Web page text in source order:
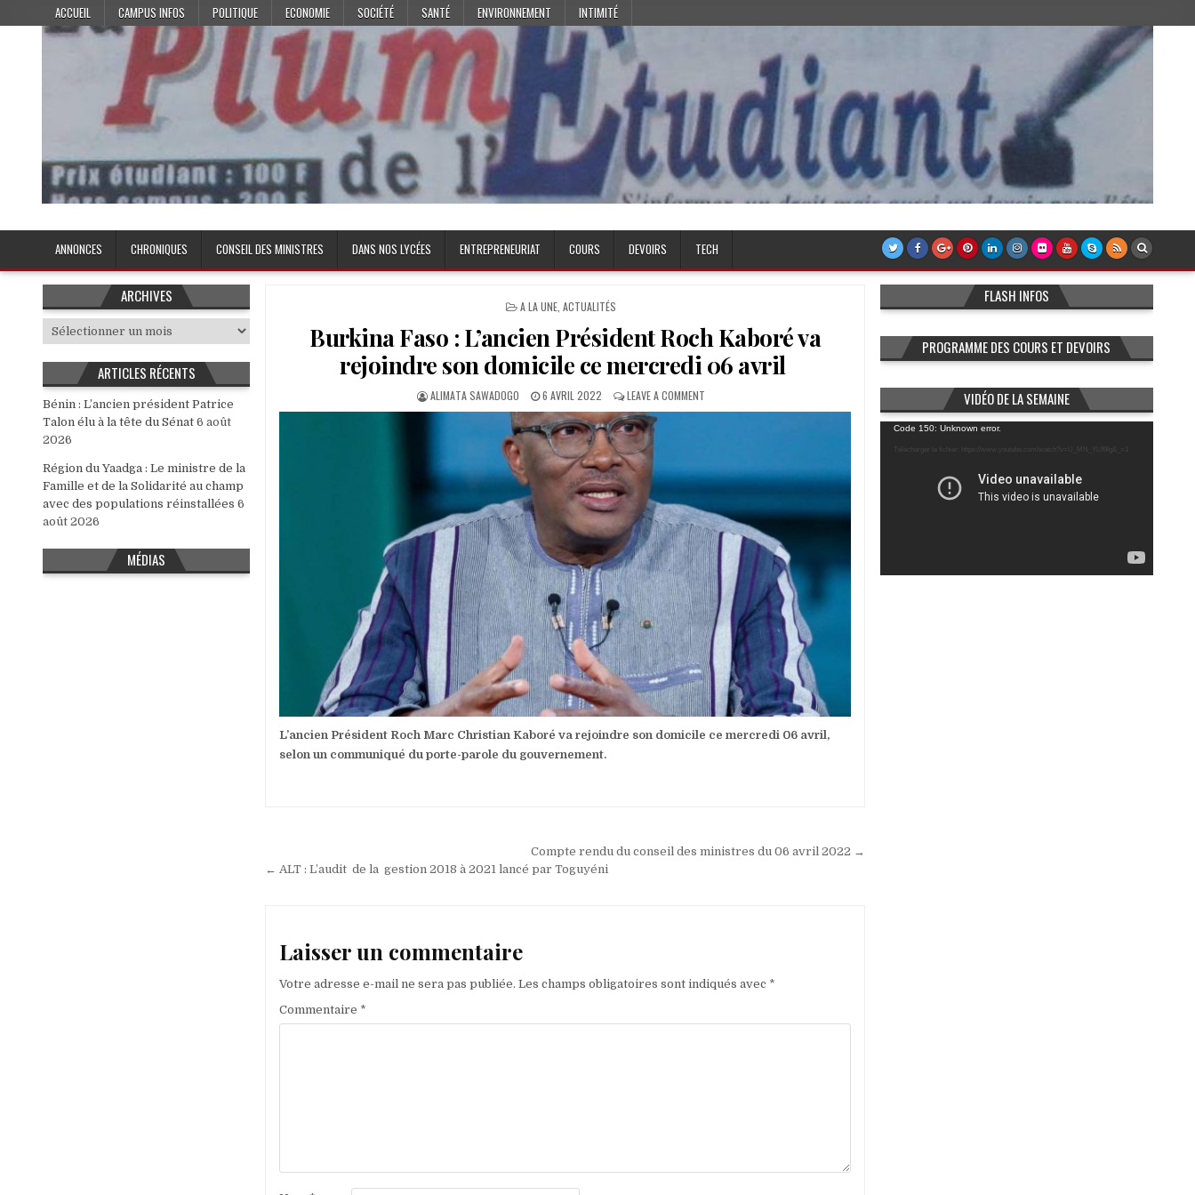
to
ACCUEIL CAMPUS INFOS POLITIQUE ECONOMIE SOCIÉTÉ SANTÉ ENVIRONNEMENT INTIMITÉ
Plume de l'Etudiant
ANNONCES CHRONIQUES CONSEIL DES MINISTRES DANS NOS LYCÉES ENTREPRENEURIAT COURS DEVOIRS TECH
POSTED
A LA UNE, ACTUALITÉS
Burkina Faso : L’ancien Président Roch Kaboré va
rejoindre son domicile ce mercredi 06 avril
AUTHOR:
ALIMATA SAWADOGO
PUBLISHED
DATE:
6 AVRIL 2022 LEAVE A COMMENTON
BURKINA
PRÉSIDENT
ROCH
VA
REJOINDRE
SON
DOMICILE
CE
MERCREDI
06
AVRIL
L’ancien Président Roch Marc Christian Kaboré va rejoindre son domicile ce mercredi 06 avril,
selon un communiqué du porte-parole du gouvernement.
de
Compte rendu du conseil des ministres du 06 avril 2022 →
← ALT : L’audit de la gestion 2018 à 2021 lancé par Toguyéni
Laisser un commentaire
Votre adresse e-mail ne sera pas publiée. Les champs obligatoires sont indiqués avec *
Commentaire *
ARCHIVES
Archives
ARTICLES RÉCENTS
Bénin : L’ancien président Patrice
Talon élu à la tête du Sénat 6 août
2026
Région du Yaadga : Le ministre de la
Famille et de la Solidarité au champ
avec des populations réinstallées 6
août 2026
MÉDIAS
FLASH INFOS
PROGRAMME DES COURS ET DEVOIRS
VIDÉO DE LA SEMAINE
Lecteur
vidéo
Code 150: Unknown error.
Télécharger le fichier: https://www.youtube.com/watch?v=U_MN_YL99Ig&_=1